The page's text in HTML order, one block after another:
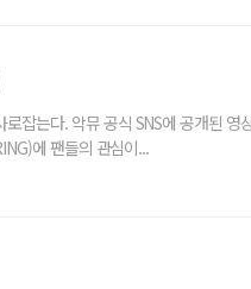
잡는다. 악뮤 공식 SNS에 공개된 영
에 팬들의 관심이...